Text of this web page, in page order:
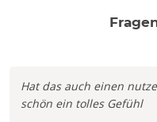
Hat das auch einen
schön ein tolles Gefühl